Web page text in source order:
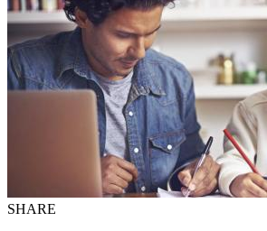
SHARE